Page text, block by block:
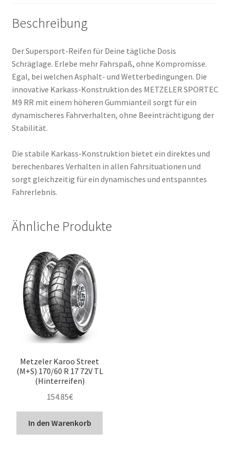
Beschreibung
Der Supersport-Reifen für Deine tägliche Dosis
Schräglage. Erlebe mehr Fahrspaß, ohne Kompromisse.
Egal, bei welchen Asphalt- und Wetterbedingungen. Die
innovative Karkass-Konstruktion des METZELER SPORTEC
M9 RR mit einem höheren Gummianteil sorgt für ein
dynamischeres Fahrverhalten, ohne Beeinträchtigung der
Stabilität.
Die stabile Karkass-Konstruktion bietet ein direktes und
berechenbares Verhalten in allen Fahrsituationen und
sorgt gleichzeitig für ein dynamisches und entspanntes
Fahrerlebnis.
Ähnliche Produkte
Metzeler Karoo Street
(M+S) 170/60 R 17 72V TL
(Hinterreifen)
154.85€
In den Warenkorb